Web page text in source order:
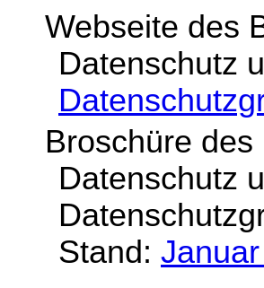
Webseite des
Datenschutz
Broschüre
Datenschutz
Stand: